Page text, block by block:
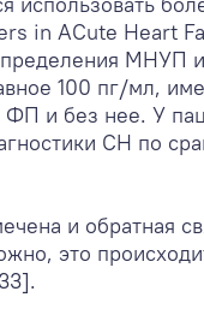
in ACute Heart
100 пг/мл,
ФП и без нее. У
СН по
и обратная
это